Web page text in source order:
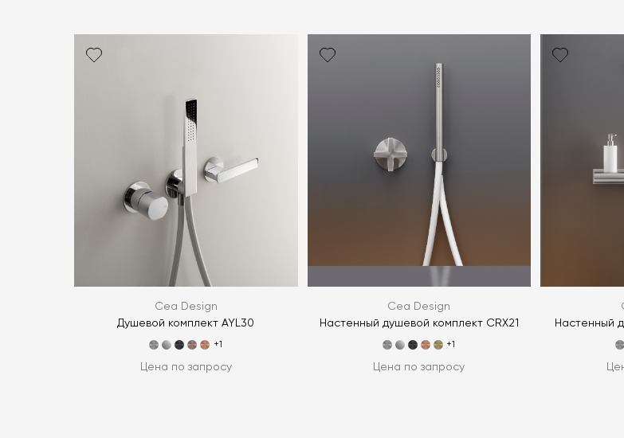
Cea Design
Душевой комплект AYL30
+1
Цена по запросу
Cea Design
Настенный душевой комплект CRX21
+1
Цена по запросу
Настенный